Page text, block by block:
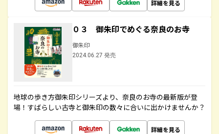
詳細を見る
０３ 御朱印でめぐる奈良のお寺
御朱印
2024.06.27 発売
地球の歩き方御朱印シリーズより、奈良のお寺の最新版が登
場！すばらしい古寺と御朱印の数々に合いに出かけませんか？
詳細を見る